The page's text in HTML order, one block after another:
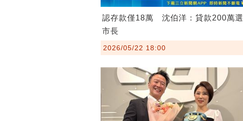
認存款僅18萬 沈伯洋：貸款200萬選
市長
2026/05/22 18:00